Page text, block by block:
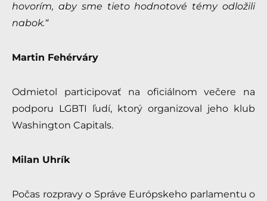
hovorím, aby sme tieto hodnotové témy odložili
nabok.“
Martin Fehérváry
Odmietol participovať na oficiálnom večere na
podporu LGBTI ľudí, ktorý organizoval jeho klub
Washington Capitals.
Milan Uhrík
Počas rozpravy o Správe Európskeho parlamentu o